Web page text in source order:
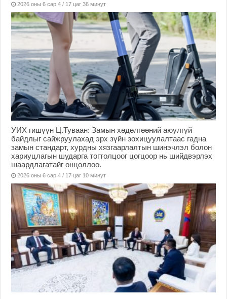
2026 оны 6 сар 4 / 17 цаг 36 минут
УИХ гишүүн Ц.Туваан: Замын хөдөлгөөний аюулгүй
байдлыг сайжруулахад эрх зүйн зохицуулалтаас гадна
замын стандарт, хурдны хязгаарлалтын шинэчлэл болон
хариуцлагын шударга тогтолцоог цогцоор нь шийдвэрлэх
шаардлагатайг онцоллоо.
2026 оны 6 сар 4 / 17 цаг 10 минут